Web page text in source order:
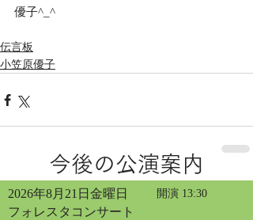
優子^_^
伝言板
小笠原優子
今後の公演案内
2026年8月21日金曜日 開演 13:30
フォレスタコンサート